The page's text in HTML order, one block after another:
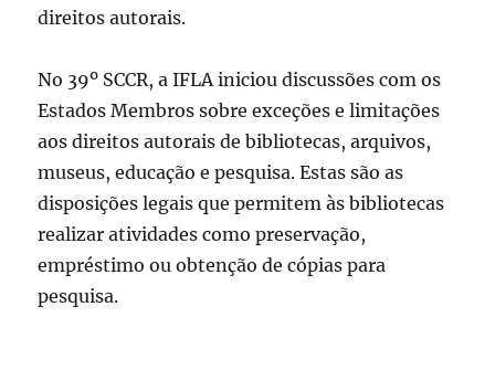
direitos autorais.
No 39º SCCR, a IFLA iniciou discussões com os
Estados Membros sobre exceções e limitações
aos direitos autorais de bibliotecas, arquivos,
museus, educação e pesquisa. Estas são as
disposições legais que permitem às bibliotecas
realizar atividades como preservação,
empréstimo ou obtenção de cópias para
pesquisa.